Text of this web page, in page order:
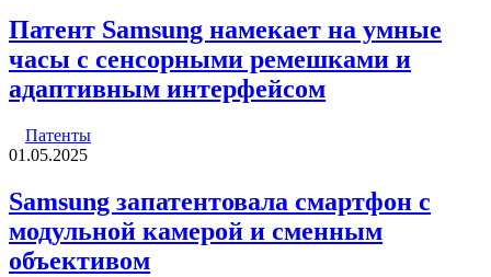
Патент Samsung намекает на умные
часы с сенсорными ремешками и
адаптивным интерфейсом
Патенты
01.05.2025
Samsung запатентовала смартфон с
модульной камерой и сменным
объективом